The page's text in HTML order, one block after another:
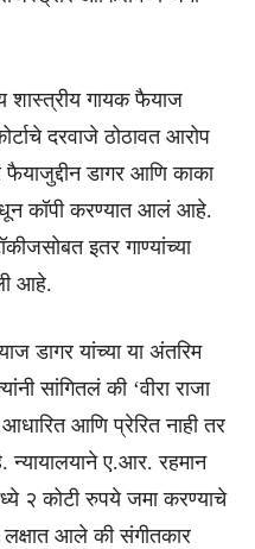
शास्त्रीय गायक फैयाज
दरवाजे ठोठावत आरोप
डागर आणि काका
मधून कॉपी करण्यात आलं आहे.
इतर गाण्यांच्या
आहे.
डागर यांच्या या अंतरिम
सांगितलं की ‘वीरा राजा
आणि प्रेरित नाही तर
न्यायालयाने ए.आर. रहमान
२ कोटी रुपये जमा करण्याचे
आले की संगीतकार